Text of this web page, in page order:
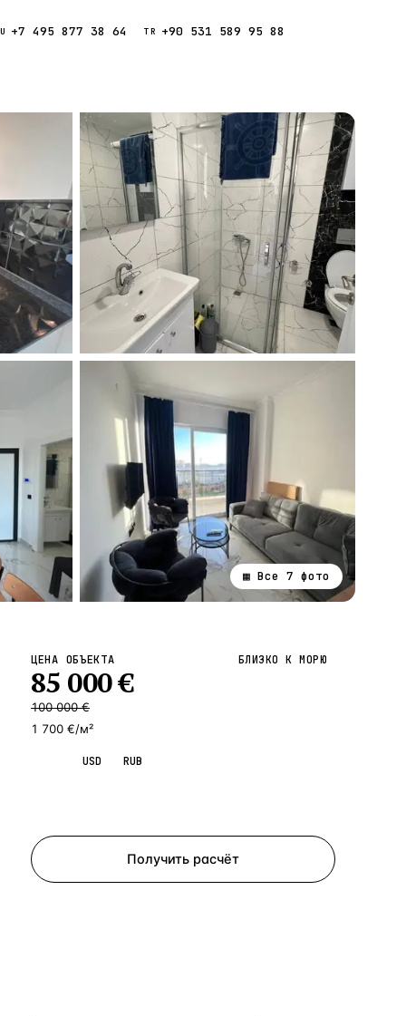
+7 495 877 38 64 TR +90 531 589 95 88
Таиланд
▦ Все 7 фото
ЦЕНА ОБЪЕКТА
85 000€
100 000 €
1 700 €/м²
БЛИЗКО К МОРЮ
USD RUB
Получить расчёт